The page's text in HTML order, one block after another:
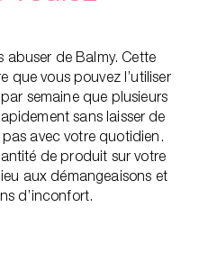
abuser de Balmy. Cette
que vous pouvez l’utiliser
semaine que plusieurs
sans laisser de
pas avec votre quotidien.
de produit sur votre
aux démangeaisons et
d’inconfort.